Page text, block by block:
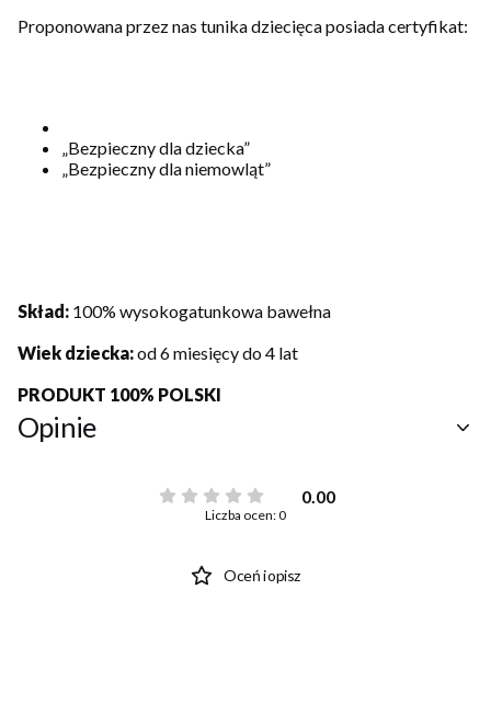
Proponowana przez nas tunika dziecięca posiada certyfikat:
„Bezpieczny dla dziecka”
„Bezpieczny dla niemowląt”
Skład: 100% wysokogatunkowa bawełna
Wiek dziecka:od 6 miesięcy do 4 lat
PRODUKT 100% POLSKI
Opinie
0.00
Liczba ocen: 0
Oceń i opisz